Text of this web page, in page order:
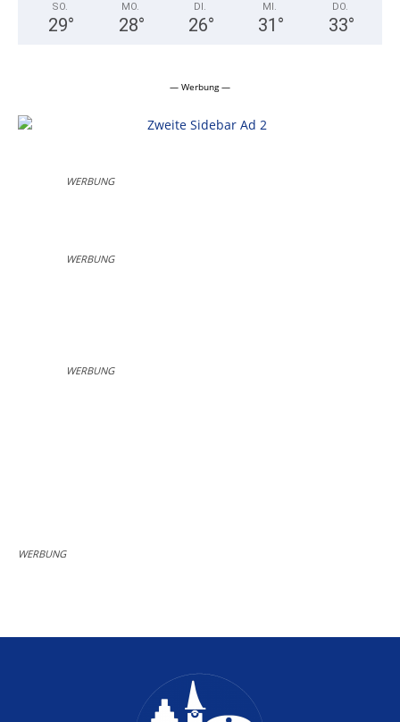
SO.
29°
MO.
28°
DI.
26°
MI.
31 °
DO.
33°
— Werbung —
WERBUNG
WERBUNG
WERBUNG
WERBUNG